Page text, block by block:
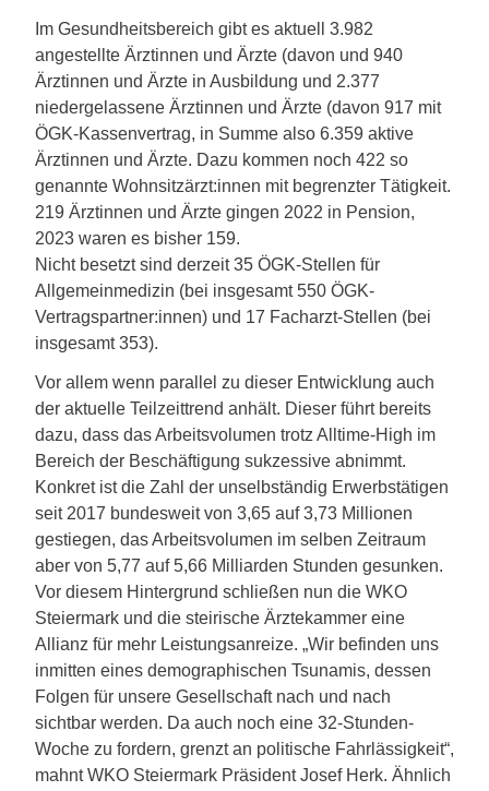
Im Gesundheitsbereich gibt es aktuell 3.982
angestellte Ärztinnen und Ärzte (davon und 940
Ärztinnen und Ärzte in Ausbildung und 2.377
niedergelassene Ärztinnen und Ärzte (davon 917 mit
ÖGK-Kassenvertrag, in Summe also 6.359 aktive
Ärztinnen und Ärzte. Dazu kommen noch 422 so
genannte Wohnsitzärzt:innen mit begrenzter Tätigkeit.
219 Ärztinnen und Ärzte gingen 2022 in Pension,
2023 waren es bisher 159.
Nicht besetzt sind derzeit 35 ÖGK-Stellen für
Allgemeinmedizin (bei insgesamt 550 ÖGK-
Vertragspartner:innen) und 17 Facharzt-Stellen (bei
insgesamt 353).
Vor allem wenn parallel zu dieser Entwicklung auch
der aktuelle Teilzeittrend anhält. Dieser führt bereits
dazu, dass das Arbeitsvolumen trotz Alltime-High im
Bereich der Beschäftigung sukzessive abnimmt.
Konkret ist die Zahl der unselbständig Erwerbstätigen
seit 2017 bundesweit von 3,65 auf 3,73 Millionen
gestiegen, das Arbeitsvolumen im selben Zeitraum
aber von 5,77 auf 5,66 Milliarden Stunden gesunken.
Vor diesem Hintergrund schließen nun die WKO
Steiermark und die steirische Ärztekammer eine
Allianz für mehr Leistungsanreize. „Wir befinden uns
inmitten eines demographischen Tsunamis, dessen
Folgen für unsere Gesellschaft nach und nach
sichtbar werden. Da auch noch eine 32-Stunden-
Woche zu fordern, grenzt an politische Fahrlässigkeit“,
mahnt WKO Steiermark Präsident Josef Herk. Ähnlich